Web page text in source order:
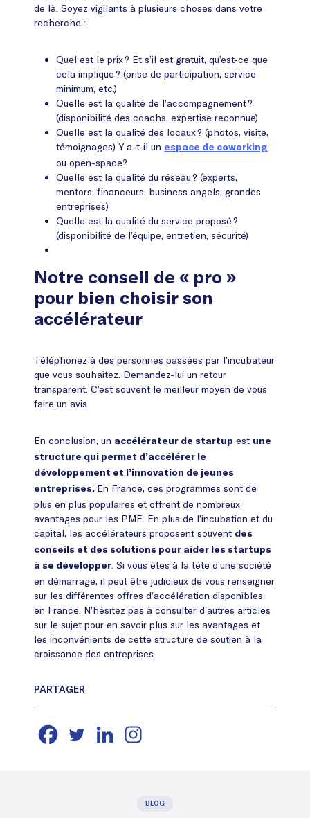
de là. Soyez vigilants à plusieurs choses dans votre
recherche :
Quel est le prix ? Et s’il est gratuit, qu’est-ce que
cela implique ? (prise de participation, service
minimum, etc.)
Quelle est la qualité de l’accompagnement ?
(disponibilité des coachs, expertise reconnue)
Quelle est la qualité des locaux ? (photos, visite,
témoignages) Y a-t-il un espace de coworking
ou open-space?
Quelle est la qualité du réseau ? (experts,
mentors, financeurs, business angels, grandes
entreprises)
Quelle est la qualité du service proposé ?
(disponibilité de l’équipe, entretien, sécurité)
Notre conseil de « pro »
pour bien choisir son
accélérateur
Téléphonez à des personnes passées par l’incubateur
que vous souhaitez. Demandez-lui un retour
transparent. C’est souvent le meilleur moyen de vous
faire un avis.
En conclusion, un accélérateur de startup est une
structure qui permet d’accélérer le
développement et l’innovation de jeunes
entreprises. En France, ces programmes sont de
plus en plus populaires et offrent de nombreux
avantages pour les PME. En plus de l’incubation et du
capital, les accélérateurs proposent souvent des
conseils et des solutions pour aider les startups
à se développer . Si vous êtes à la tête d’une société
en démarrage, il peut être judicieux de vous renseigner
sur les différentes offres d’accélération disponibles
en France. N’hésitez pas à consulter d’autres articles
sur le sujet pour en savoir plus sur les avantages et
les inconvénients de cette structure de soutien à la
croissance des entreprises.
BLOG